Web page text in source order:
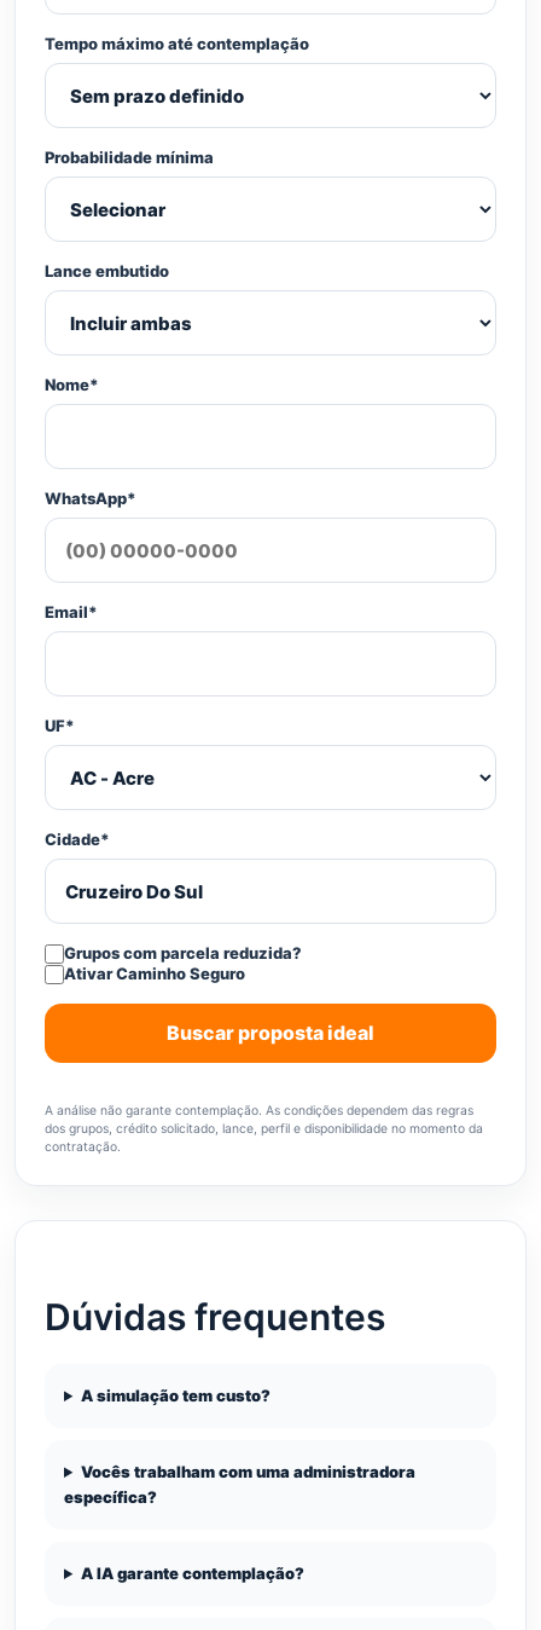
Tempo máximo até contemplação
Probabilidade mínima
Lance embutido
Nome*
WhatsApp*
Email*
UF*
Cidade*
Grupos com parcela reduzida?
Ativar Caminho Seguro
Buscar proposta ideal
A análise não garante contemplação. As condições dependem das regras
dos grupos, crédito solicitado, lance, perfil e disponibilidade no momento da
contratação.
Dúvidas frequentes
A simulação tem custo?
Vocês trabalham com uma administradora
específica?
A IA garante contemplação?